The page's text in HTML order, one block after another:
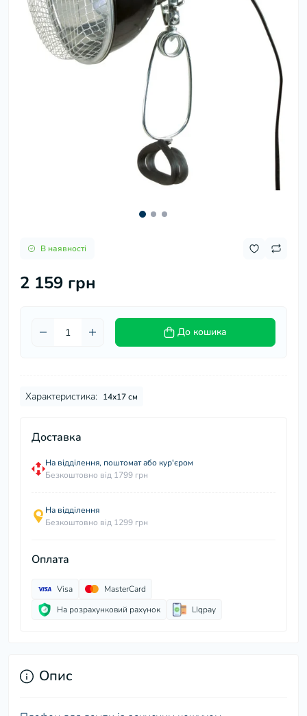
В наявності
2 159 грн
До кошика
Характеристика: 14х17 см
Доставка
На відділення, поштомат або кур'єром
Безкоштовно від 1799 грн
На відділення
Безкоштовно від 1299 грн
Оплата
Visa
MasterCard
На розрахунковий рахунок
LIqpay
Опис